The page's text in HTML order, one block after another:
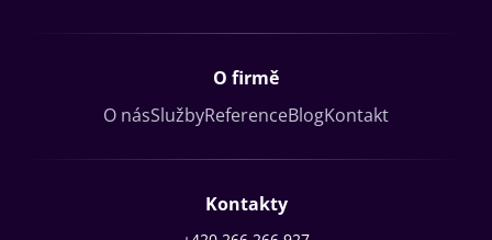
O firmě
O násSlužbyReferenceBlogKontakt
Kontakty